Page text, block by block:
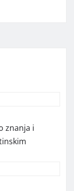
znanja i